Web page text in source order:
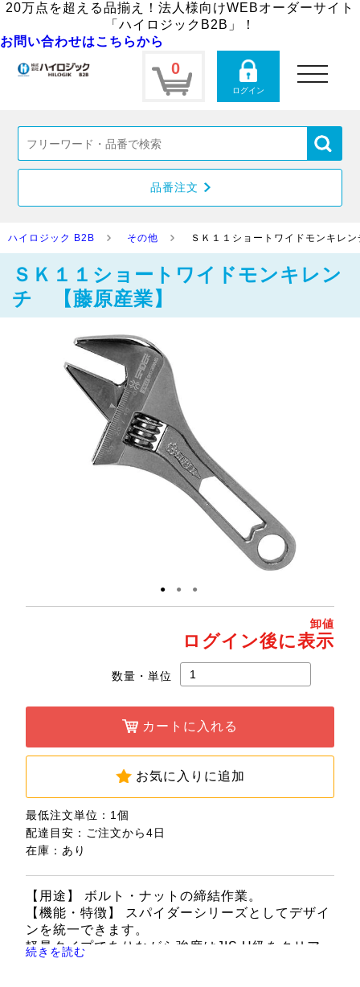
20万点を超える品揃え！法人様向けWEBオーダーサイト
「ハイロジックB2B」！
お問い合わせはこちらから
0
ログイン
toggle
navigation
品番注文
ハイロジック B2B その他 ＳＫ１１ショートワイドモンキレ
ＳＫ１１ショートワイドモンキレン
チ 【藤原産業】
● ● ●
卸値
ログイン後に表示
数量・単位
カートに入れる
お気に入りに追加
最低注文単位：1個
配達目安：ご注文から4日
在庫：あり
【用途】 ボルト・ナットの締結作業。
【機能・特徴】 スパイダーシリーズとしてデザイ
ンを統一できます。
軽量タイプでありながら強度はJIS.H級をクリア
続きを読む